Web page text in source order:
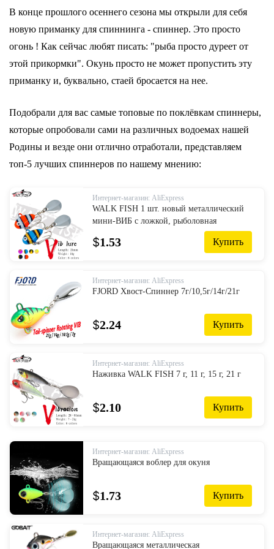
В конце прошлого осеннего сезона мы открыли для себя
новую приманку для спиннинга - спиннер. Это просто
огонь ! Как сейчас любят писать: "рыба просто дуреет от
этой прикормки". Окунь просто не может пропустить эту
приманку и, буквально, стаей бросается на нее.
Подобрали для вас самые топовые по поклёвкам спиннеры,
которые опробовали сами на различных водоемах нашей
Родины и везде они отлично отработали, представляем
топ-5 лучших спиннеров по нашему мнению:
Интернет-магазин: AliExpress
WALK FISH 1 шт. новый металлический
мини-ВИБ с ложкой, рыболовная
приманка 10 г 2,1 см, рыболовная снасть,
булавка, кренкбейт, вибрационный
$1.53 Купить
Интернет-магазин: AliExpress
FJORD Хвост-Спиннер 7г/10,5г/14г/21г
$2.24 Купить
Интернет-магазин: AliExpress
Наживка WALK FISH 7 г, 11 г, 15 г, 21 г
$2.10 Купить
Интернет-магазин: AliExpress
Вращающаяся воблер для окуня
$1.73 Купить
Интернет-магазин: AliExpress
Вращающаяся металлическая